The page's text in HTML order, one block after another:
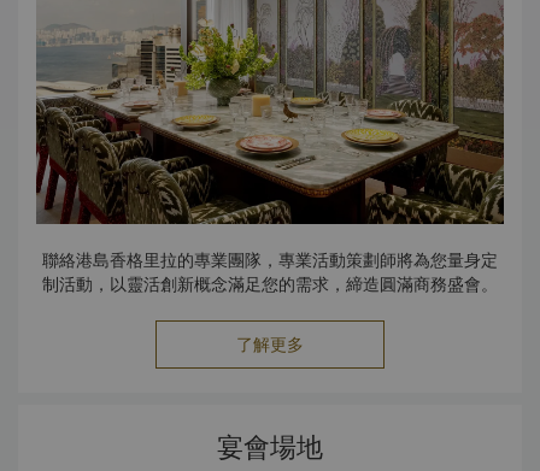
聯絡港島香格里拉的專業團隊，專業活動策劃師將為您量身定
制活動，以靈活創新概念滿足您的需求，締造圓滿商務盛會。
了解更多
宴會場地